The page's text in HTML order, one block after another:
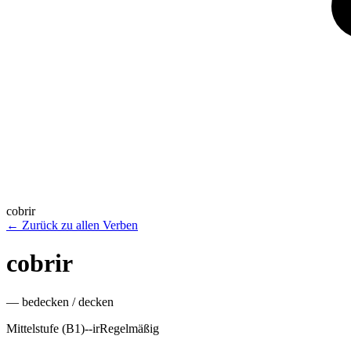
cobrir
← Zurück zu allen Verben
cobrir
— bedecken / decken
Mittelstufe (B1)--irRegelmäßig